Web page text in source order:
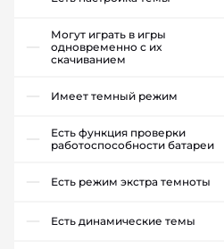
Могут играть в игры
одновременно с их
скачиванием
Имеет темный режим
Есть функция проверки
работоспособности батареи
Есть режим экстра темноты
Есть динамические темы